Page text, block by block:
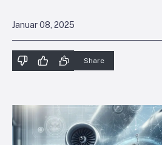
Januar 08, 2025
Share